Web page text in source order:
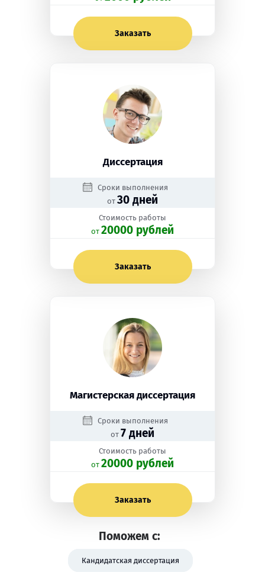
Заказать
Диссертация
Сроки выполнения
от 30 дней
Стоимость работы
oт 20000 рублей
Заказать
Магистерская диссертация
Сроки выполнения
от 7 дней
Стоимость работы
oт 20000 рублей
Заказать
Поможем с:
Кандидатская диссертация